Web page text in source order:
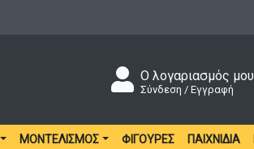
Ο λογαριασμός μου
Σύνδεση / Εγγραφή
ΜΟΝΤΕΛΙΣΜΌΣ ΦΙΓΟΎΡΕΣ ΠΑΙΧΝΊΔΙΑ